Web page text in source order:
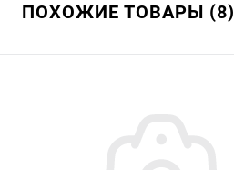
ПОХОЖИЕ ТОВАРЫ (8)